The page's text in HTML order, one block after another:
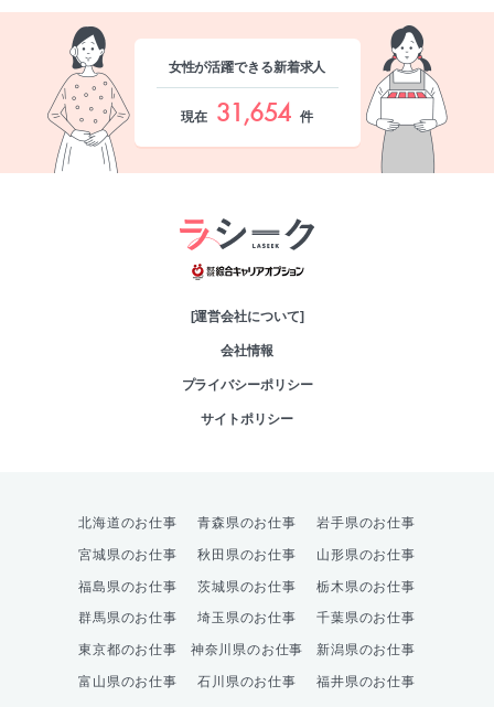
女性が活躍できる新着求人
現在 31,654 件
[運営会社について]
会社情報
プライバシーポリシー
サイトポリシー
北海道のお仕事 青森県のお仕事 岩手県のお仕事
宮城県のお仕事 秋田県のお仕事 山形県のお仕事
福島県のお仕事 茨城県のお仕事 栃木県のお仕事
群馬県のお仕事 埼玉県のお仕事 千葉県のお仕事
東京都のお仕事 神奈川県のお仕事 新潟県のお仕事
富山県のお仕事 石川県のお仕事 福井県のお仕事